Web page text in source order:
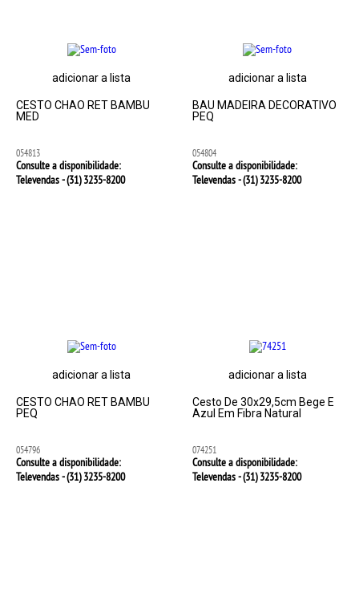
adicionar a lista
CESTO CHAO RET BAMBU
MED
054813
Consulte a disponibilidade:
Televendas - (31)3235-8200
adicionar a lista
BAU MADEIRA DECORATIVO
PEQ
054804
Consulte a disponibilidade:
Televendas - (31)3235-8200
adicionar a lista
CESTO CHAO RET BAMBU
PEQ
054796
Consulte a disponibilidade:
Televendas - (31)3235-8200
adicionar a lista
Cesto De 30x29,5cm Bege E
Azul Em Fibra Natural
074251
Consulte a disponibilidade:
Televendas - (31)3235-8200